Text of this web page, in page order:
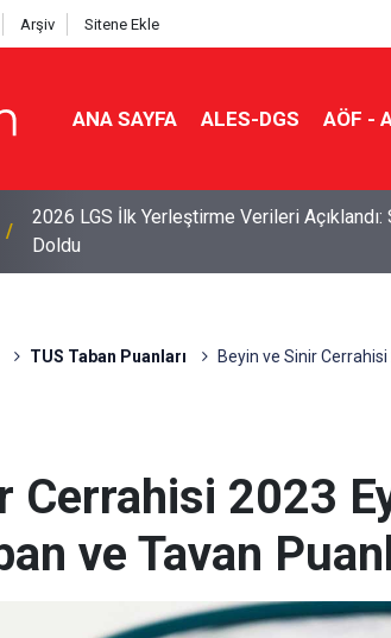
Arşiv Sitene Ekle
ANA SAYFA ALES-DGS AÖF -
2026 LGS İlk Yerleştirme Verileri
Doldu
TUS Taban Puanları Beyin ve Sinir
Cerrahisi 2023
ve Tavan